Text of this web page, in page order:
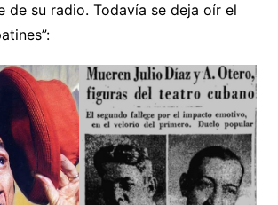
de su radio. Todavía se deja oír el